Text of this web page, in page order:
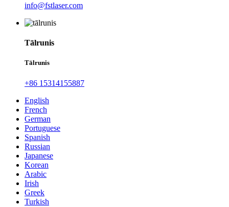
info@fstlaser.com
Tālrunis
Tālrunis
+86 15314155887
English
French
German
Portuguese
Spanish
Russian
Japanese
Korean
Arabic
Irish
Greek
Turkish